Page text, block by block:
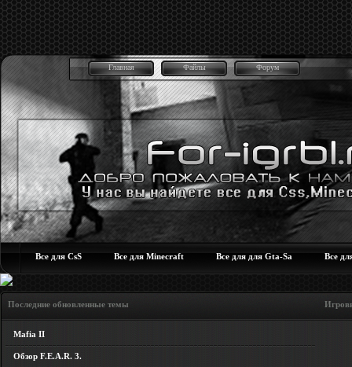
Главная Файлы Форум
Все для CsS Все для Minecraft Все для для Gta-Sa Все
Последние обновленные темы Игровые
Mafia II
Обзор F.E.A.R. 3.